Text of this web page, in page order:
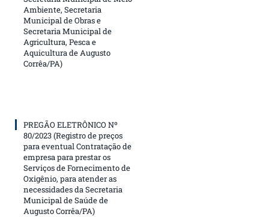
Ambiente, Secretaria
Municipal de Obras e
Secretaria Municipal de
Agricultura, Pesca e
Aquicultura de Augusto
Corrêa/PA)
PREGÃO ELETRÔNICO Nº
80/2023 (Registro de preços
para eventual Contratação de
empresa para prestar os
Serviços de Fornecimento de
Oxigênio, para atender as
necessidades da Secretaria
Municipal de Saúde de
Augusto Corrêa/PA)